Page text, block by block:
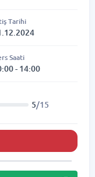
Tarihi
Saati
- 14:00
5/15